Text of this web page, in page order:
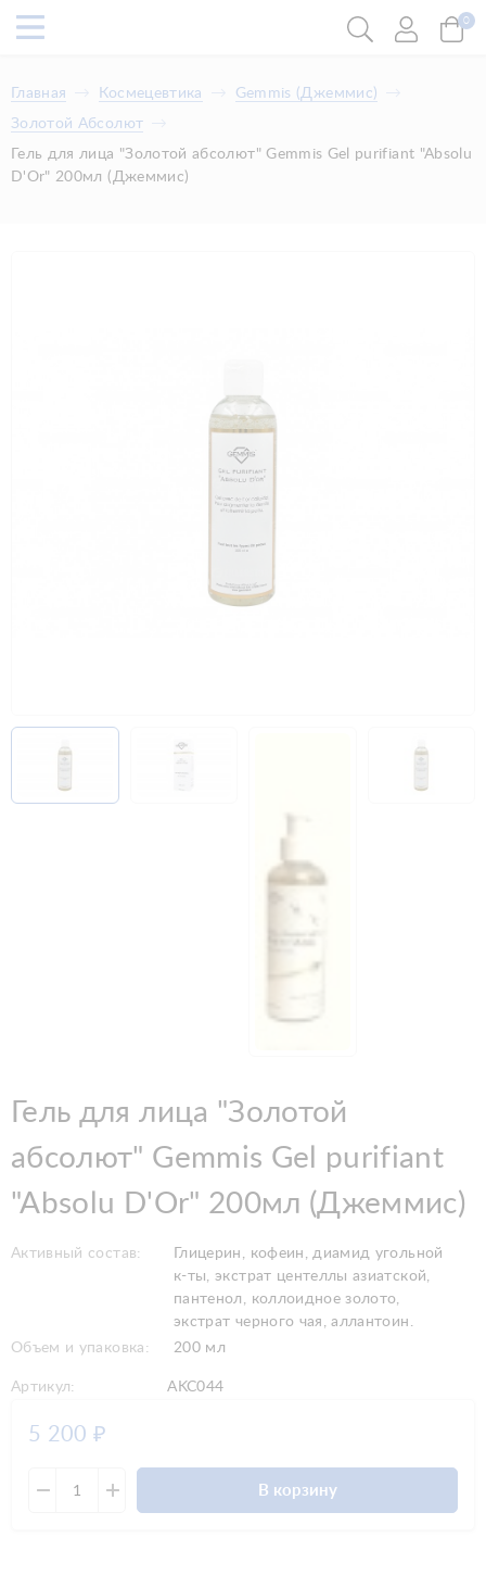
0
Главная Космецевтика
​Gemmis (Джеммис)
​Золотой Абсолют
Гель для лица "Золотой абсолют" Gemmis Gel purifiant "Absolu
D'Or" 200мл (Джеммис)
Гель для лица "Золотой
абсолют" Gemmis Gel purifiant
"Absolu D'Or" 200мл (Джеммис)
Активный состав:
Глицерин, кофеин, диамид угольной
к-ты, экстрат центеллы азиатской,
пантенол, коллоидное золото,
экстрат черного чая, аллантоин.
Объем и упаковка:
200 мл
Артикул: AKC044
5 200₽
В корзину